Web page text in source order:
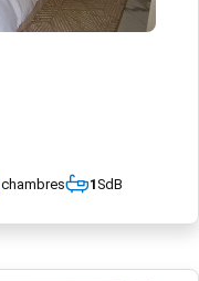
chambres 1SdB